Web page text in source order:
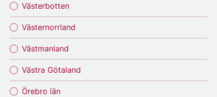
Västerbotten
Västernorrland
Västmanland
Västra Götaland
Örebro län